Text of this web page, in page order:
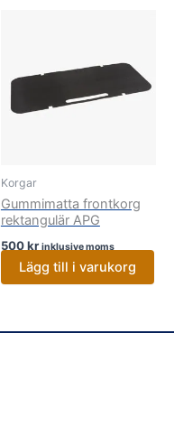
Korgar
Gummimatta frontkorg
rektangulär APG
500kr inklusive moms
Lägg till i varukorg